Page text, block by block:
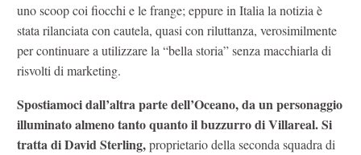
uno scoop coi fiocchi e le frange; eppure in Italia la notizia è
stata rilanciata con cautela, quasi con riluttanza, verosimilmente
per continuare a utilizzare la “bella storia” senza macchiarla di
risvolti di marketing.
Spostiamoci dall’altra parte dell’Oceano, da un personaggio
illuminato almeno tanto quanto il buzzurro di Villareal. Si
tratta di David Sterling,proprietario della seconda squadra di